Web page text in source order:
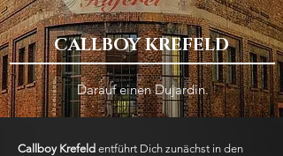
CALLBOY KREFELD
Darauf einen Dujardin.
Callboy Krefeld entführt Dich zunächst in den